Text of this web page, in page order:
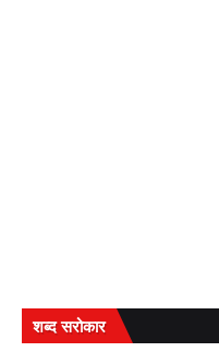
शब्द सरोकार